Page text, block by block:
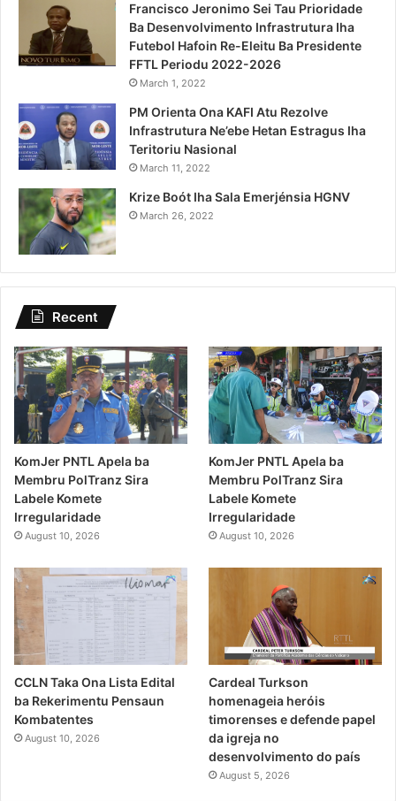
Francisco Jeronimo Sei Tau Prioridade
Ba Desenvolvimento Infrastrutura Iha
Futebol Hafoin Re-Eleitu Ba Presidente
FFTL Periodu 2022-2026
March 1, 2022
PM Orienta Ona KAFI Atu Rezolve
Infrastrutura Ne’ebe Hetan Estragus Iha
Teritoriu Nasional
March 11, 2022
Krize Boót Iha Sala Emerjénsia HGNV
March 26, 2022
Recent
KomJer PNTL Apela ba
Membru PolTranz Sira
Labele Komete
Irregularidade
August 10, 2026
KomJer PNTL Apela ba
Membru PolTranz Sira
Labele Komete
Irregularidade
August 10, 2026
CCLN Taka Ona Lista Edital
ba Rekerimentu Pensaun
Kombatentes
August 10, 2026
Cardeal Turkson
homenageia heróis
timorenses e defende papel
da igreja no
desenvolvimento do país
August 5, 2026